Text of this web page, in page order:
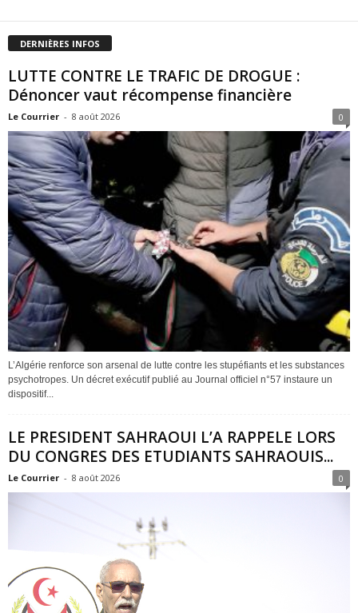
DERNIÈRES INFOS
LUTTE CONTRE LE TRAFIC DE DROGUE :
Dénoncer vaut récompense financière
Le Courrier - 8 août 2026 0
L’Algérie renforce son arsenal de lutte contre les stupéfiants et les substances
psychotropes. Un décret exécutif publié au Journal officiel n°57 instaure un
dispositif...
LE PRESIDENT SAHRAOUI L’A RAPPELE LORS
DU CONGRES DES ETUDIANTS SAHRAOUIS...
Le Courrier - 8 août 2026 0